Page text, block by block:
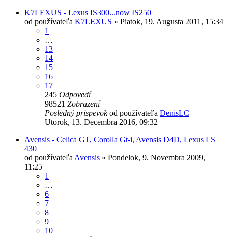
K7LEXUS - Lexus IS300...now IS250
od používateľa K7LEXUS » Piatok, 19. Augusta 2011, 15:34
1
…
13
14
15
16
17
245 Odpovedí
98521 Zobrazení
Posledný príspevokod používateľa DenisLC
Utorok, 13. Decembra 2016, 09:32
Avensis - Celica GT, Corolla Gt-i, Avensis D4D, Lexus LS
430
od používateľa Avensis » Pondelok, 9. Novembra 2009,
11:25
1
…
6
7
8
9
10